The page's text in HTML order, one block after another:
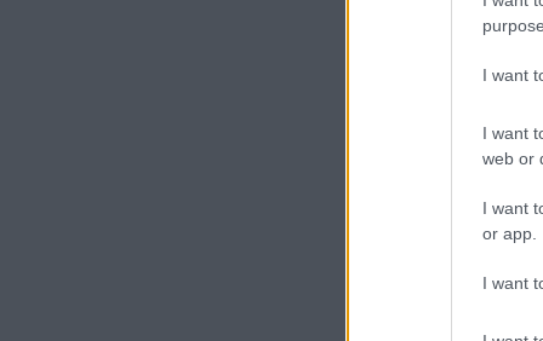
I want
I want
web or
I want
or app.
I want